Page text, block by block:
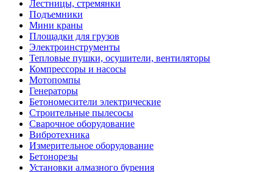
Лестницы, стремянки
Подъемники
Мини краны
Площадки для грузов
Электроинструменты
Тепловые пушки, осушители, вентиляторы
Компрессоры и насосы
Мотопомпы
Генераторы
Бетономесители электрические
Строительные пылесосы
Сварочное оборудование
Вибротехника
Измерительное оборудование
Бетонорезы
Установки алмазного бурения